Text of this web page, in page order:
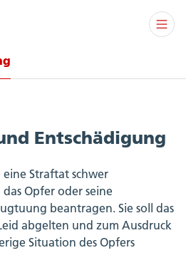
Entschädigung
Straftat schwer
Opfer oder seine
beantragen. Sie soll das
abgelten und zum Ausdruck
Situation des Opfers